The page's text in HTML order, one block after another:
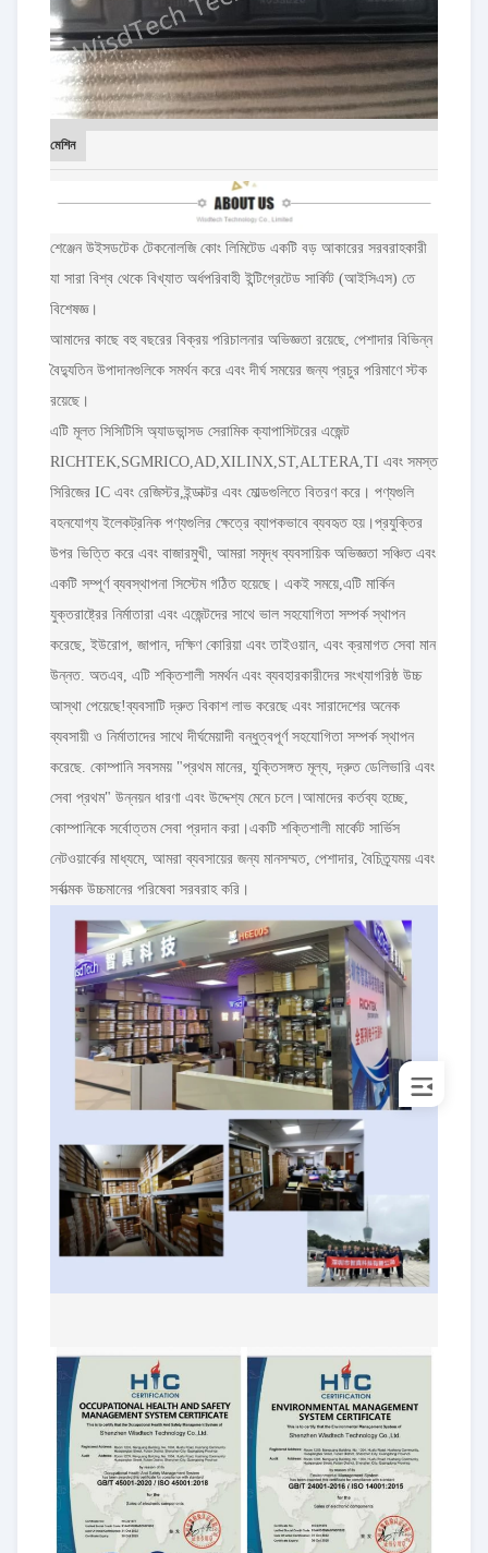
মেশিন
শেঞ্জেন উইসডটেক টেকনোলজি কোং লিমিটেড একটি বড় আকারের সরবরাহকারী
যা সারা বিশ্ব থেকে বিখ্যাত অর্ধপরিবাহী ইন্টিগ্রেটেড সার্কিট (আইসিএস) তে
বিশেষজ্ঞ।
আমাদের কাছে বহু বছরের বিক্রয় পরিচালনার অভিজ্ঞতা রয়েছে, পেশাদার বিভিন্ন
বৈদ্যুতিন উপাদানগুলিকে সমর্থন করে এবং দীর্ঘ সময়ের জন্য প্রচুর পরিমাণে স্টক
রয়েছে।
এটি মূলত সিসিটিসি অ্যাডভান্সড সেরামিক ক্যাপাসিটরের এজেন্ট
RICHTEK,SGMRICO,AD,XILINX,ST,ALTERA,TI এবং সমস্ত
সিরিজের IC এবং রেজিস্টর,ইন্ডাক্টর এবং মোল্ডগুলিতে বিতরণ করে। পণ্যগুলি
বহনযোগ্য ইলেকট্রনিক পণ্যগুলির ক্ষেত্রে ব্যাপকভাবে ব্যবহৃত হয়।প্রযুক্তির
উপর ভিত্তি করে এবং বাজারমুখী, আমরা সমৃদ্ধ ব্যবসায়িক অভিজ্ঞতা সঞ্চিত এবং
একটি সম্পূর্ণ ব্যবস্থাপনা সিস্টেম গঠিত হয়েছে। একই সময়ে,এটি মার্কিন
যুক্তরাষ্ট্রের নির্মাতারা এবং এজেন্টদের সাথে ভাল সহযোগিতা সম্পর্ক স্থাপন
করেছে, ইউরোপ, জাপান, দক্ষিণ কোরিয়া এবং তাইওয়ান, এবং ক্রমাগত সেবা মান
উন্নত. অতএব, এটি শক্তিশালী সমর্থন এবং ব্যবহারকারীদের সংখ্যাগরিষ্ঠ উচ্চ
আস্থা পেয়েছে!ব্যবসাটি দ্রুত বিকাশ লাভ করেছে এবং সারাদেশের অনেক
ব্যবসায়ী ও নির্মাতাদের সাথে দীর্ঘমেয়াদী বন্ধুত্বপূর্ণ সহযোগিতা সম্পর্ক স্থাপন
করেছে. কোম্পানি সবসময় "প্রথম মানের, যুক্তিসঙ্গত মূল্য, দ্রুত ডেলিভারি এবং
সেবা প্রথম" উন্নয়ন ধারণা এবং উদ্দেশ্য মেনে চলে।আমাদের কর্তব্য হচ্ছে,
কোম্পানিকে সর্বোত্তম সেবা প্রদান করা।একটি শক্তিশালী মার্কেট সার্ভিস
নেটওয়ার্কের মাধ্যমে, আমরা ব্যবসায়ের জন্য মানসম্মত, পেশাদার, বৈচিত্র্যময় এবং
সর্বাত্মক উচ্চমানের পরিষেবা সরবরাহ করি।